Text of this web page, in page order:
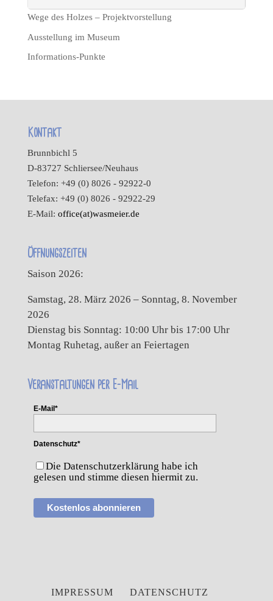
Wege des Holzes – Projektvorstellung
Ausstellung im Museum
Informations-Punkte
Kontakt
Brunnbichl 5
D-83727 Schliersee/Neuhaus
Telefon: +49 (0) 8026 - 92922-0
Telefax: +49 (0) 8026 - 92922-29
E-Mail: office(at)wasmeier.de
Öffnungszeiten
Saison 2026:
Samstag, 28. März 2026 – Sonntag, 8. November
2026
Dienstag bis Sonntag: 10:00 Uhr bis 17:00 Uhr
Montag Ruhetag, außer an Feiertagen
Veranstaltungen per E-Mail
E-Mail*
Datenschutz*
Die Datenschutzerklärung habe ich
gelesen und stimme diesen hiermit zu.
Kostenlos abonnieren
IMPRESSUM DATENSCHUTZ